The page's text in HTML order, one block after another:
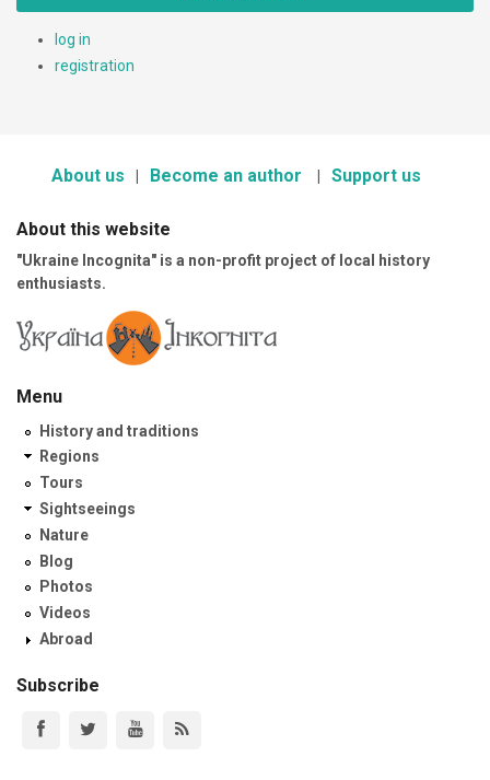
log in
registration
About us Become an author Support us
About this website
"Ukraine Incognita" is a non-profit project of local history
enthusiasts.
Menu
History and traditions
Regions
Tours
Sightseeings
Nature
Blog
Photos
Videos
Abroad
Subscribe